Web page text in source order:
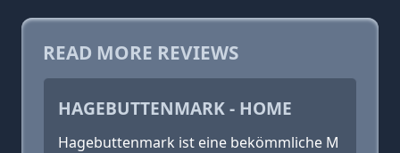
READ MORE REVIEWS
HAGEBUTTENMARK - HOME
Hagebuttenmark ist eine bekömmliche M